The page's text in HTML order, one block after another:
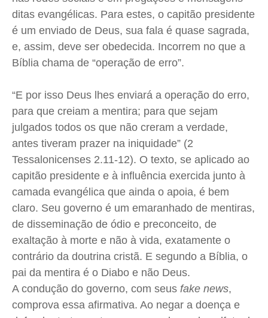
ditas evangélicas. Para estes, o capitão presidente
é um enviado de Deus, sua fala é quase sagrada,
e, assim, deve ser obedecida. Incorrem no que a
Bíblia chama de “operação de erro”.
“E por isso Deus lhes enviará a operação do erro,
para que creiam a mentira; para que sejam
julgados todos os que não creram a verdade,
antes tiveram prazer na iniquidade” (2
Tessalonicenses 2.11-12). O texto, se aplicado ao
capitão presidente e à influência exercida junto à
camada evangélica que ainda o apoia, é bem
claro. Seu governo é um emaranhado de mentiras,
de disseminação de ódio e preconceito, de
exaltação à morte e não à vida, exatamente o
contrário da doutrina cristã. E segundo a Bíblia, o
pai da mentira é o Diabo e não Deus.
A condução do governo, com seus fake news,
comprova essa afirmativa. Ao negar a doença e